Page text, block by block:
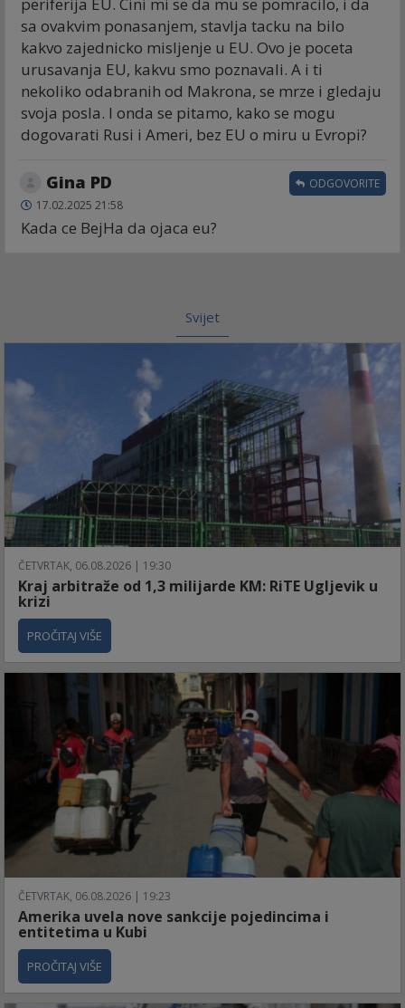
sa ovakvim ponasanjem, stavlja tacku na bilo
kakvo zajednicko misljenje u EU. Ovo je poceta
urusavanja EU, kakvu smo poznavali. A i ti
nekoliko odabranih od Makrona, se mrze i gledaju
svoja posla. I onda se pitamo, kako se mogu
dogovarati Rusi i Ameri, bez EU o miru u Evropi?
Gina PD
17.02.2025 21:58
Kada ce BejHa da ojaca eu?
ODGOVORITE
Svijet
ČETVRTAK, 06.08.2026 | 19:30
Kraj arbitraže od 1,3 milijarde KM: RiTE Ugljevik u
krizi
PROČITAJ VIŠE
ČETVRTAK, 06.08.2026 | 19:23
Amerika uvela nove sankcije pojedincima i
entitetima u Kubi
PROČITAJ VIŠE